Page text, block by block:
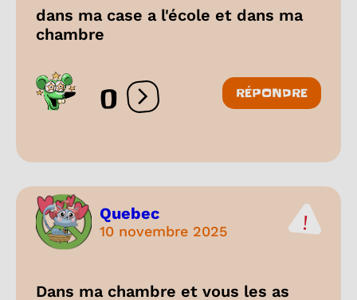
dans ma case a l'école et dans ma
chambre
0 Ouvrir les réactions
RÉPONDRE
Quebec
10 novembre 2025
Dans ma chambre et vous les as